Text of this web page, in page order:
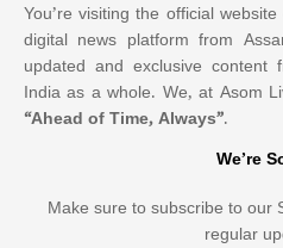
You’re visiting the official
digital news platform from
updated and exclusive content
India as a whole. We, at Asom
“Ahead of Time, Always”.
We’re
Make sure to subscribe to our
regular